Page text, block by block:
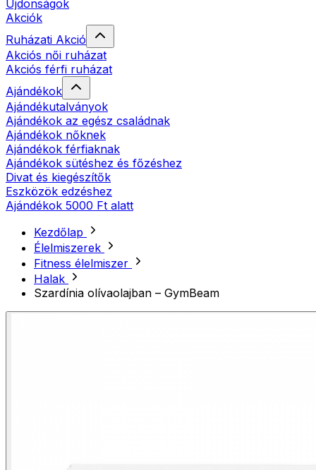
Újdonságok
Akciók
Ruházati Akció
Akciós női ruházat
Akciós férfi ruházat
Ajándékok
Ajándékutalványok
Ajándékok az egész családnak
Ajándékok nőknek
Ajándékok férfiaknak
Ajándékok sütéshez és főzéshez
Divat és kiegészítők
Eszközök edzéshez
Ajándékok 5000 Ft alatt
Kezdőlap
Élelmiszerek
Fitness élelmiszer
Halak
Szardínia olívaolajban – GymBeam